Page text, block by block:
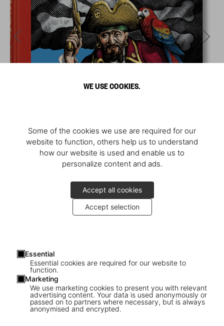
WE USE COOKIES.
Some of the cookies we use are required for our
website to function, others help us to understand
how our website is used and enable us to
personalize content and ads.
Accept all cookies
Accept selection
Essential
Essential cookies are required for our website to
function.
Marketing
We use marketing cookies to present you with relevant
advertising content. Your data is used anonymously or
passed on to partners where necessary, but is always
anonymised and encrypted.
1 / 22